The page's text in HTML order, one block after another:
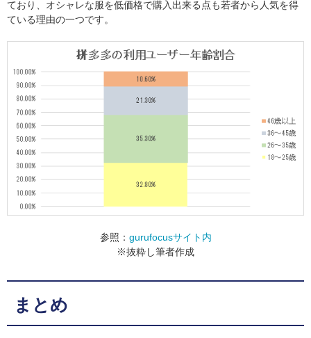
ており、オシャレな服を低価格で購入出来る点も若者から人気を得
ている理由の一つです。
参照： gurufocusサイト内
※抜粋し筆者作成
まとめ